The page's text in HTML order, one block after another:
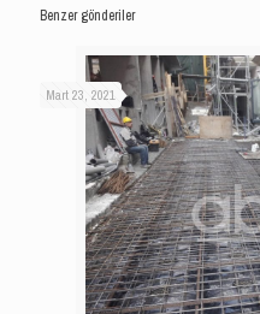
Benzer gönderiler
Mart 23, 2021